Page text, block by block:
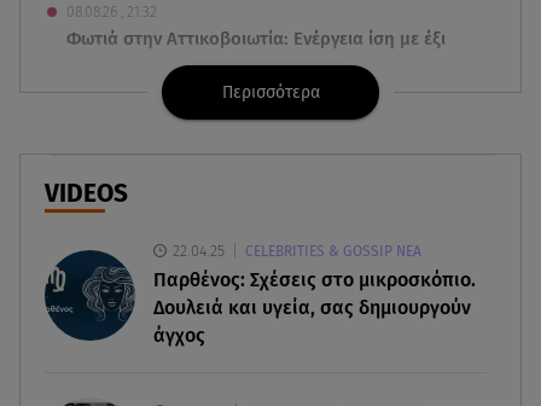
08.08.26 , 21:32
Φωτιά στην Αττικοβοιωτία: Ενέργεια ίση με έξι
ατομικές βόμβες
«Ισλαμικό ΝΑΤΟ»: Πώς επηρεάζεται η Ελλάδα
Τραγωδία στην Πάρο: Νεκρό 4χρονο παιδί σε
πισίνα
500 για το 2026
Περισσότερα
VIDEOS
22.04.25 CELEBRITIES & GOSSIP ΝΕΑ
Παρθένος: Σχέσεις στο μικροσκόπιο.
Δουλειά και υγεία, σας δημιουργούν
άγχος